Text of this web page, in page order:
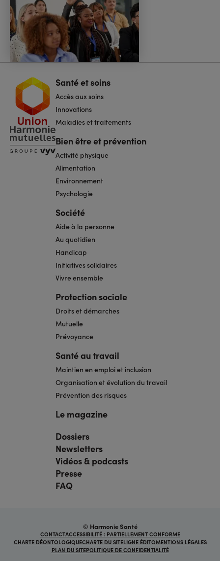
Navigation
de
page
Santé et soins
Accès aux soins
Innovations
Maladies et traitements
Bien être et prévention
Activité physique
Alimentation
Environnement
Psychologie
Société
Aide à la personne
Au quotidien
Handicap
Initiatives solidaires
Vivre ensemble
Protection sociale
Droits et démarches
Mutuelle
Prévoyance
Santé au travail
Maintien en emploi et inclusion
Organisation et évolution du travail
Prévention des risques
Le magazine
Navigation
pied
de
page
bis
Dossiers
Newsletters
Vidéos & podcasts
Presse
FAQ
© Harmonie Santé
Navigation
sous
CONTACTACCESSIBILITÉ : PARTIELLEMENT CONFORME
CHARTE DÉONTOLOGIQUECHARTE DU SITELIGNE ÉDITOMENTIONS LÉGALES
PLAN DU SITEPOLITIQUE DE CONFIDENTIALITÉ